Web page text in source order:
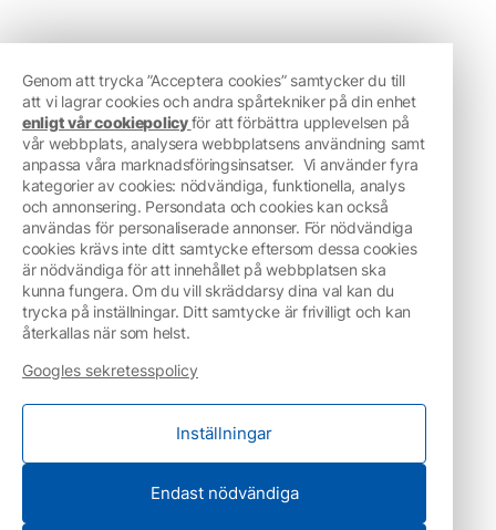
Genom att trycka ”Acceptera cookies” samtycker du till
att vi lagrar cookies och andra spårtekniker på din enhet
enligt vår cookiepolicyför att förbättra upplevelsen på
vår webbplats, analysera webbplatsens användning samt
anpassa våra marknadsföringsinsatser. Vi använder fyra
kategorier av cookies: nödvändiga, funktionella, analys
och annonsering. Persondata och cookies kan också
användas för personaliserade annonser. För nödvändiga
cookies krävs inte ditt samtycke eftersom dessa cookies
är nödvändiga för att innehållet på webbplatsen ska
kunna fungera. Om du vill skräddarsy dina val kan du
trycka på inställningar. Ditt samtycke är frivilligt och kan
återkallas när som helst.
Googles sekretesspolicy
Inställningar
Endast nödvändiga